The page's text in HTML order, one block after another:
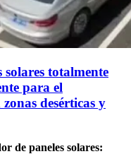
solares totalmente
para el
desérticas y
de paneles solares: